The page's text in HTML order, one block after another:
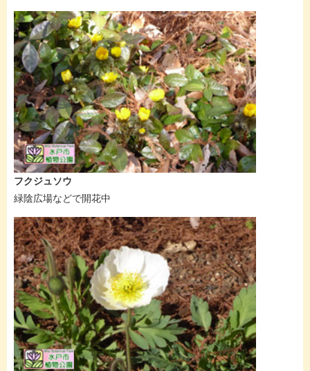
フクジュソウ
緑陰広場などで開花中